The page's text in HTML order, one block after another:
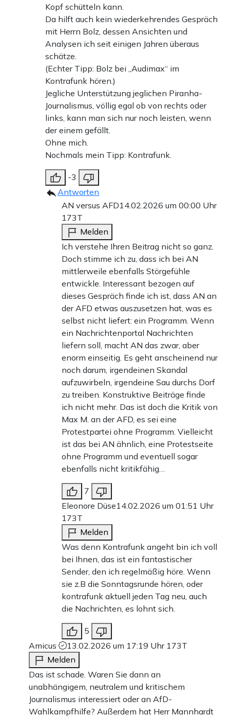
Kopf schütteln kann.
Da hilft auch kein wiederkehrendes Gespräch
mit Herrn Bolz, dessen Ansichten und
Analysen ich seit einigen Jahren überaus
schätze.
(Echter Tipp: Bolz bei „Audimax“ im
Kontrafunk hören.)
Jegliche Unterstützung jeglichen Piranha-
Journalismus, völlig egal ob von rechts oder
links, kann man sich nur noch leisten, wenn
der einem gefällt.
Ohne mich.
Nochmals mein Tipp: Kontrafunk.
-3
Antworten
AN versus AFD14.02.2026 um 00:00 Uhr
173T
Melden
Ich verstehe Ihren Beitrag nicht so ganz.
Doch stimme ich zu, dass ich bei AN
mittlerweile ebenfalls Störgefühle
entwickle. Interessant bezogen auf
dieses Gespräch finde ich ist, dass AN an
der AFD etwas auszusetzen hat, was es
selbst nicht liefert: ein Programm. Wenn
ein Nachrichtenportal Nachrichten
liefern soll, macht AN das zwar, aber
enorm einseitig. Es geht anscheinend nur
noch darum, irgendeinen Skandal
aufzuwirbeln, irgendeine Sau durchs Dorf
zu treiben. Konstruktive Beiträge finde
ich nicht mehr. Das ist doch die Kritik von
Max M. an der AFD, es sei eine
Protestpartei ohne Programm. Vielleicht
ist das bei AN ähnlich, eine Protestseite
ohne Programm und eventuell sogar
ebenfalls nicht kritikfähig…
7
Eleonore Düse14.02.2026 um 01:51 Uhr
173T
Melden
Was denn Kontrafunk angeht bin ich voll
bei Ihnen, das ist ein fantastischer
Sender, den ich regelmäßig höre. Wenn
sie z.B die Sonntagsrunde hören, oder
kontrafunk aktuell jeden Tag neu, auch
die Nachrichten, es lohnt sich.
5
Amicus
13.02.2026 um 17:19 Uhr 173T
Melden
Das ist schade. Waren Sie dann an
unabhängigem, neutralem und kritischem
Journalismus interessiert oder an AfD-
Wahlkampfhilfe? Außerdem hat Herr Mannhardt